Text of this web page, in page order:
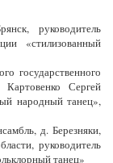
руководитель
«стилизованный
государственного
Картовенко Сергей
народный танец»,
д. Березняки,
руководитель
танец»